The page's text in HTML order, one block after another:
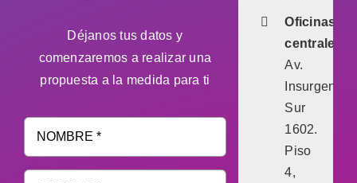
Déjanos tus datos y
comenzaremos a realizar una
propuesta a la medida para ti
Oficinas
centrales:
Av.
Insurgentes
Sur
1602.
Piso
4,